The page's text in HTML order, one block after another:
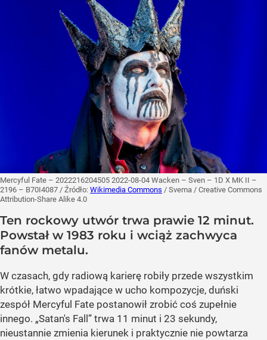
Mercyful Fate – 2022216204505 2022-08-04 Wacken – Sven – 1D X MK II –
2196 – B70I4087 / Źródło: Wikimedia Commons / Svema / Creative Commons
Attribution-Share Alike 4.0
Ten rockowy utwór trwa prawie 12 minut.
Powstał w 1983 roku i wciąż zachwyca
fanów metalu.
W czasach, gdy radiową karierę robiły przede wszystkim
krótkie, łatwo wpadające w ucho kompozycje, duński
zespół Mercyful Fate postanowił zrobić coś zupełnie
innego. „Satan's Fall” trwa 11 minut i 23 sekundy,
nieustannie zmienia kierunek i praktycznie nie powtarza